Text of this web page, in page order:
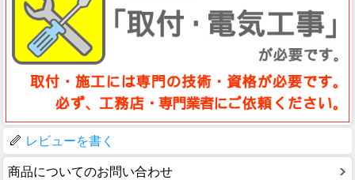
レビューを書く
商品についてのお問い合わせ